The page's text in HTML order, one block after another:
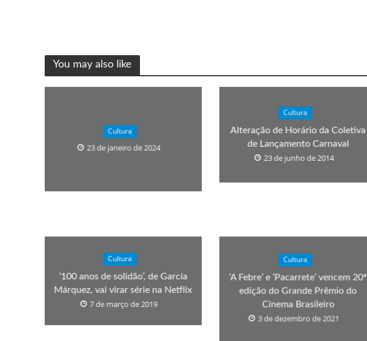
You may also like
Cultura
23 de janeiro de 2024
Cultura
Alteração de Horário da Coletiva
de Lançamento Carnaval
23 de junho de 2014
Cultura
‘100 anos de solidão’, de García
Márquez, vai virar série na Netflix
7 de março de 2019
Cultura
‘A Febre’ e ‘Pacarrete’ vencem 20ª
edição do Grande Prêmio do
Cinema Brasileiro
3 de dezembro de 2021